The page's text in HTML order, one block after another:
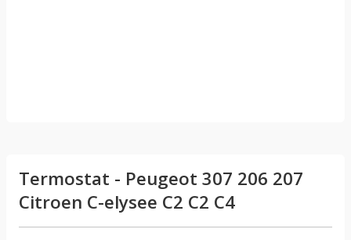
Termostat - Peugeot 307 206 207
Citroen C-elysee C2 C2 C4